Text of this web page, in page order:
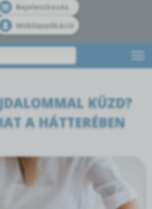
Bejelentkezés
Mobilapplikáció
KÜZD?
A HÁTTERÉBEN